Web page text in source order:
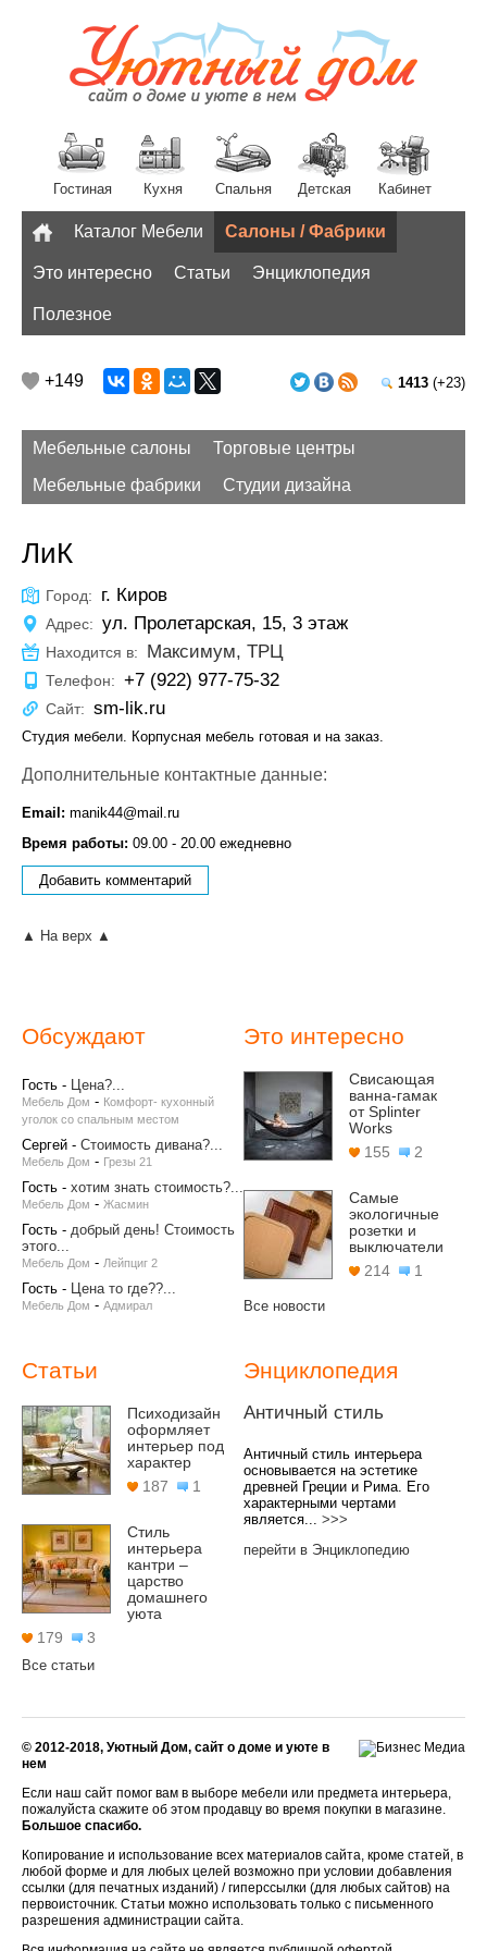
Гостиная Кухня Спальня Детская Кабинет
Разное
Каталог Мебели Салоны / Фабрики
Это интересно Статьи Энциклопедия
Полезное
1413 (+23)
+149
Мебельные салоны
Торговые центры
Мебельные фабрики
Студии дизайна
ЛиК
Город: г. Киров
Адрес: ул. Пролетарская, 15, 3 этаж
Находится в: Максимум, ТРЦ
Телефон: +7 (922) 977-75-32
Сайт: sm-lik.ru
Студия мебели. Корпусная мебель готовая и на заказ.
Дополнительные контактные данные:
Email: manik44@mail.ru
Время работы: 09.00 - 20.00 ежедневно
Добавить комментарий
▲ На верх ▲
Обсуждают
Гость - Цена?...
Мебель Дом - Комфорт- кухонный
уголок со спальным местом
Сергей - Стоимость дивана?...
Мебель Дом - Грезы 21
Гость - хотим знать стоимость?...
Мебель Дом - Жасмин
Гость - добрый день! Стоимость
этого...
Мебель Дом - Лейпциг 2
Гость - Цена то где??...
Мебель Дом - Адмирал
Это интересно
Свисающая
ванна-гамак
от Splinter
Works
155
2
Самые
экологичные
розетки и
выключатели
214
1
Все новости
Статьи
Психодизайн
оформляет
интерьер под
характер
187
1
Стиль
интерьера
кантри –
царство
домашнего
уюта
179
3
Все статьи
Энциклопедия
Античный стиль
Античный стиль интерьера
основывается на эстетике
древней Греции и Рима. Его
характерными чертами
является... >>>
перейти в Энциклопедию
© 2012-2018, Уютный Дом, сайт о доме и уюте в
нем
Если наш сайт помог вам в выборе мебели или предмета интерьера,
пожалуйста скажите об этом продавцу во время покупки в магазине.
Большое спасибо.
Копирование и использование всех материалов сайта, кроме статей, в
любой форме и для любых целей возможно при условии добавления
ссылки (для печатных изданий) / гиперссылки (для любых сайтов) на
первоисточник. Статьи можно использовать только с письменного
разрешения администрации сайта.